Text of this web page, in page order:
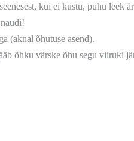
kui ei kustu, puhu leek
(aknal õhutuse asend).
õhku värske õhu segu viiruki